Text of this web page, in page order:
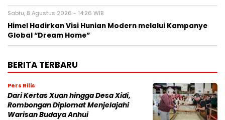
Sabtu, 8 Agustus 2026 - 14:26 WIB
Himel Hadirkan Visi Hunian Modern melalui Kampanye
Global “Dream Home”
BERITA TERBARU
Pers Rilis
Dari Kertas Xuan hingga Desa Xidi,
Rombongan Diplomat Menjelajahi
Warisan Budaya Anhui